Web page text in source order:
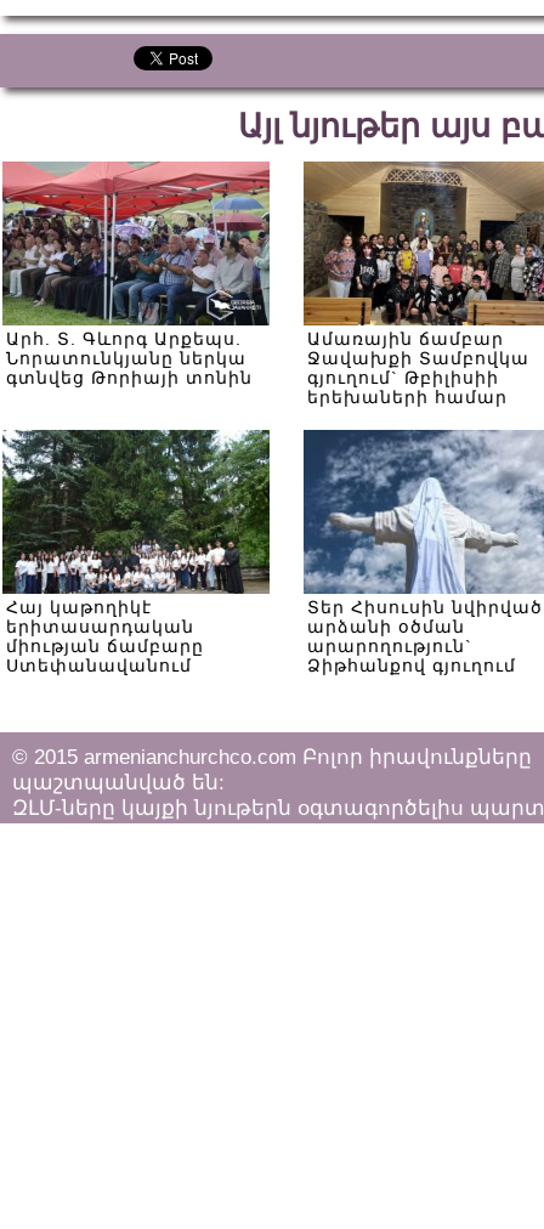
Այլ նյութեր այս
Արհ. Տ. Գևորգ Արքեպս.
Նորատունկյանը ներկա
գտնվեց Թորիայի տոնին
Ամառային ճամբար
Ջավախքի Տամբովկա
գյուղում` Թբիլիսիի
երեխաների համար
Հայ կաթողիկէ
երիտասարդական
միության ճամբարը
Ստեփանավանում
Տեր Հիսուսին նվիրված
արձանի օծման
արարողություն`
Ձիթհանքով գյուղում
© 2015 armenianchurchco.com Բոլոր իրավունքները
պաշտպանված են:
ԶԼՄ-ները կայքի նյութերն օգտագործելիս